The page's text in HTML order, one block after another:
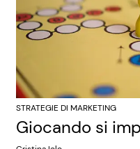
STRATEGIE DI MARKETING
Giocando si